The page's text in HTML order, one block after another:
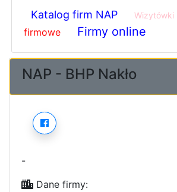
Katalog firm NAP Wizytówki
firmowe
Firmy online
NAP - BHP Nakło
-
Dane firmy: